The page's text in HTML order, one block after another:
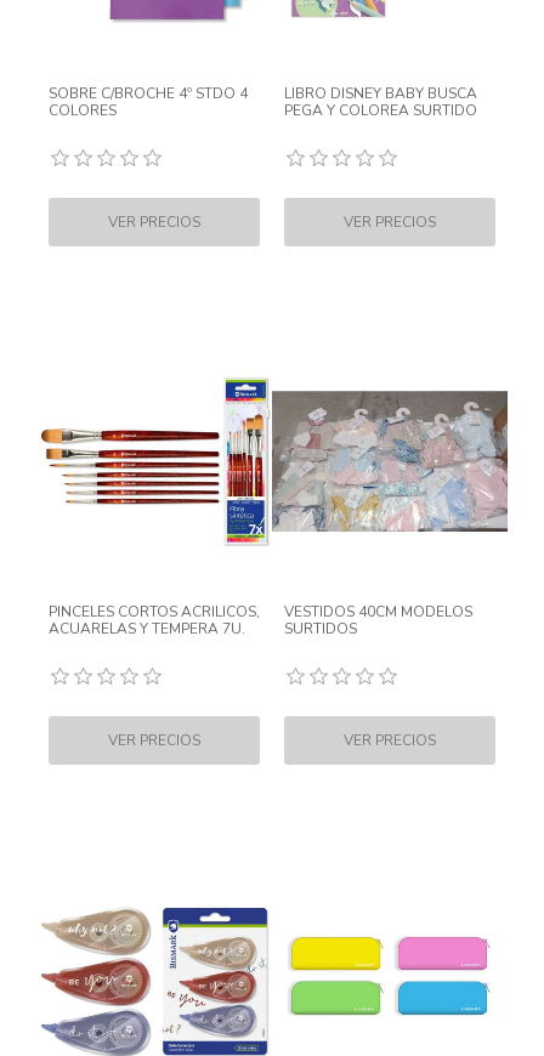
SOBRE C/BROCHE 4º STDO 4
COLORES
LIBRO DISNEY BABY BUSCA
PEGA Y COLOREA SURTIDO
PINCELES CORTOS ACRILICOS,
ACUARELAS Y TEMPERA 7U.
VESTIDOS 40CM MODELOS
SURTIDOS